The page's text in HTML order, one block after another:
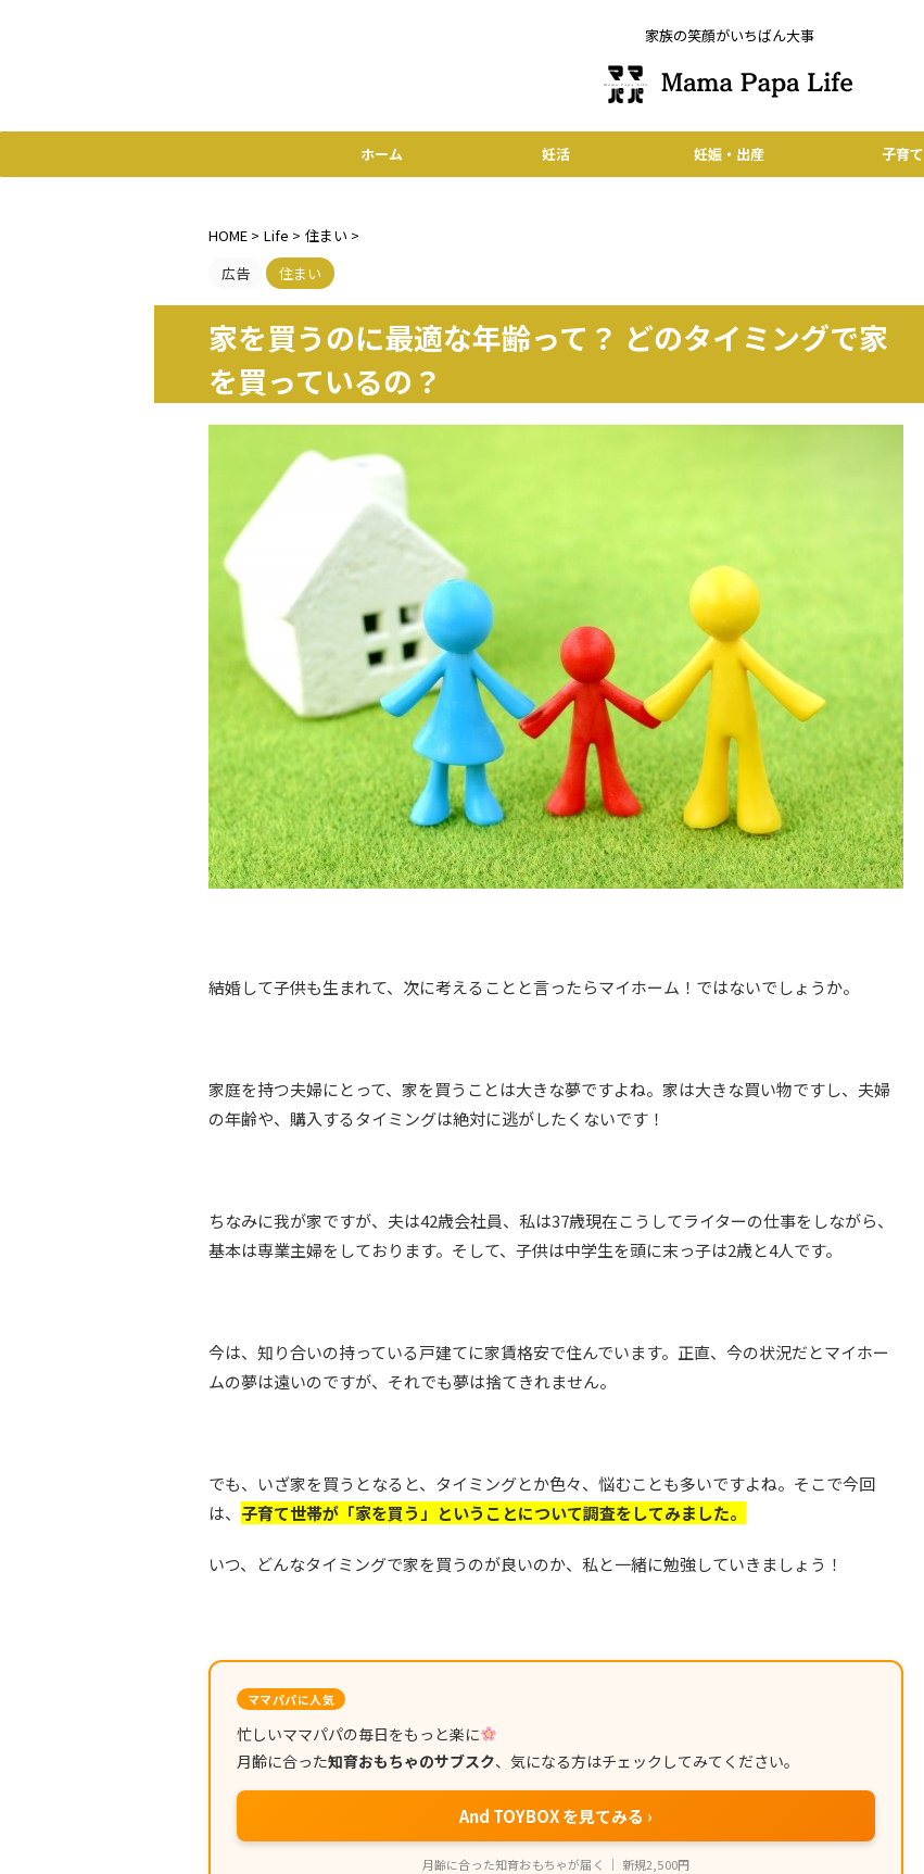
家族の笑顔がいちばん大事
ホーム 妊活 妊娠・出産 子育て
HOME > Life > 住まい >
広告
住まい
家を買うのに最適な年齢って？ どのタイミングで家
を買っているの？
結婚して子供も生まれて、次に考えることと言ったらマイホーム！ではないでしょうか。
家庭を持つ夫婦にとって、家を買うことは大きな夢ですよね。家は大きな買い物ですし、夫婦
の年齢や、購入するタイミングは絶対に逃がしたくないです！
ちなみに我が家ですが、夫は42歳会社員、私は37歳現在こうしてライターの仕事をしながら、
基本は専業主婦をしております。そして、子供は中学生を頭に末っ子は2歳と4人です。
今は、知り合いの持っている戸建てに家賃格安で住んでいます。正直、今の状況だとマイホー
ムの夢は遠いのですが、それでも夢は捨てきれません。
でも、いざ家を買うとなると、タイミングとか色々、悩むことも多いですよね。そこで今回
は、 子育て世帯が「家を買う」ということについて調査をしてみました。
いつ、どんなタイミングで家を買うのが良いのか、私と一緒に勉強していきましょう！
ママパパに人気
忙しいママパパの毎日をもっと楽に
月齢に合った知育おもちゃのサブスク、気になる方はチェックしてみてください。
And TOYBOX を見てみる ›
月齢に合った知育おもちゃが届く ｜ 新規2,500円